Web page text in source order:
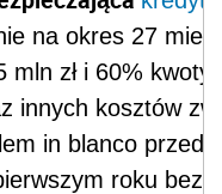
na okres 27
zł i 60%
innych kosztów
in blanco
roku